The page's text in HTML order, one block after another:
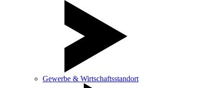
Gewerbe & Wirtschaftsstandort